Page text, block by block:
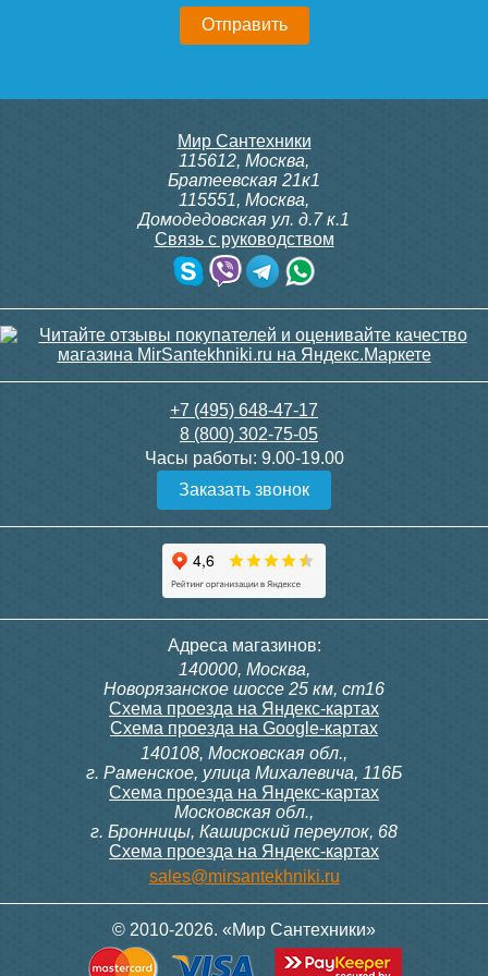
Конвектор ITT.080.200.1300
с решеткой GRILL.SGA-20-
30 665
Конвектор ITT.080.200.1300
с решеткой GRILL.SGA-20-
1300 brown
Конвектор ITT.080.200.1300
с решеткой GRILL.SGW-20-
Конвектор ITT.080.200.1000
с решеткой GRILL.SGW-20-
Конвектор ITT.080.200.1000
с решеткой GRILL.SGW-20-
Конвектор ITT.080.200.900 с
решеткой GRILL.SGA-20-
9 300
Клапан радиаторный
1/2"
3 150
Подробнее
Клапан радиаторный
Siemens VDN 115, прямой
1/2"
Подробнее
100T, 230В (накладной,
расписание, упр.с пульта)
28 000
300, 230В (врезной - квадр.
коробка)
9 700
Мир Сантехники
115612, Москва,
Братеевская 21к1
115551, Москва,
Домодедовская ул. д.7 к.1
Связь с руководством
+7 (495) 648-47-17
8 (800) 302-75-05
Часы работы: 9.00-19.00
Заказать звонок
Адреса магазинов:
140000, Москва,
Новорязанское шоссе 25 км, ст16
Схема проезда на Яндекс-картах
Схема проезда на Google-картах
140108, Московская обл.,
г. Раменское, улица Михалевича, 116Б
Схема проезда на Яндекс-картах
Московская обл.,
г. Бронницы, Каширский переулок, 68
Схема проезда на Яндекс-картах
sales@mirsantekhniki.ru
© 2010-2026. «Мир Сантехники»